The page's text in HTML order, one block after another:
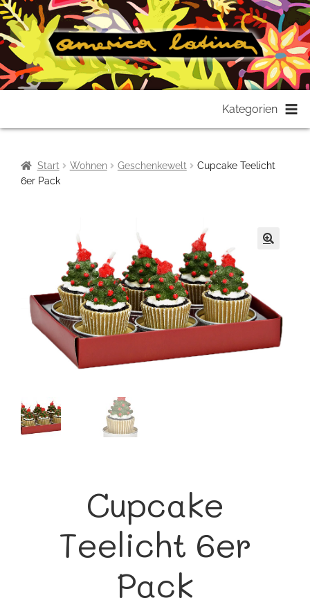
springen
springen
Kategorien
Start Wohnen Geschenkewelt
Cupcake Teelicht
6er Pack
Cupcake
Teelicht 6er
Pack